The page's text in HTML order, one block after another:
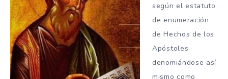
según el estatuto
de enumeración
de Hechos de los
Apóstoles,
denomiándose así
mismo como